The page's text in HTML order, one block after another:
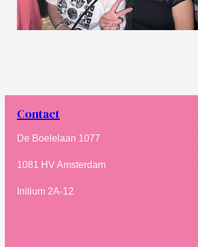
Contact
De Boelelaan 1077
1081 HV Amsterdam
Initium 2A-12